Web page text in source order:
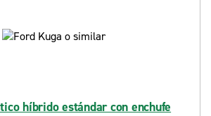
híbrido estándar con enchufe